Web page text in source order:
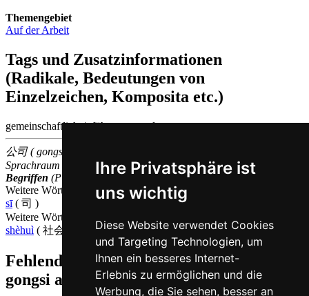
Ihre Privatsphäre ist
uns wichtig
Diese Website verwendet Cookies
und Targeting Technologien, um
Ihnen ein besseres Internet-
Erlebnis zu ermöglichen und die
Werbung, die Sie sehen, besser an
Themengebiet
Auf der Arbeit
Tags und Zusatzinformationen
(Radikale, Bedeutungen von
Einzelzeichen, Komposita etc.)
gemeinschaftlich | führen, verwalten
公司 ( gongsi / gōngsī ) gehört zu den
Sprachraum am
häufigsten verwendetenzusammengesetzen
Begriffen (Platz
)
Weitere Wörter, die ebenfallsFirma auf Chinesisch
sī( 司 )
Weitere Wörter, die ebenfalls
shèhuì ( 社会 )
Fehlende oder falsche Übersetzung für
gongsi auf Deutsch melden